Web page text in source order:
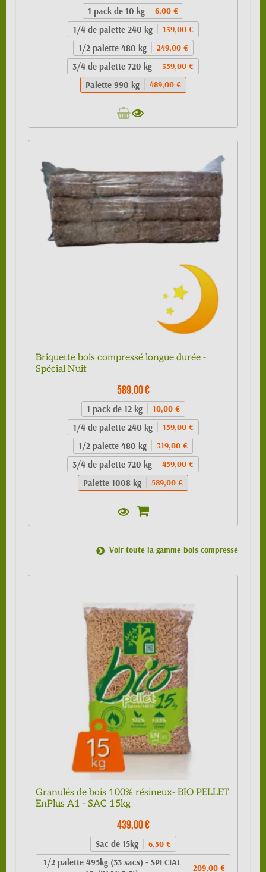
1 pack de 10 kg 6,00 €
1/4 de palette 240 kg 139,00 €
1/2 palette 480 kg 249,00 €
3/4 de palette 720 kg 359,00 €
Palette 990 kg 489,00 €
Briquette bois compressé longue durée -
Spécial Nuit
589,00 €
1 pack de 12 kg 10,00 €
1/4 de palette 240 kg 159,00 €
1/2 palette 480 kg 319,00 €
3/4 de palette 720 kg 459,00 €
Palette 1008 kg 589,00 €
Voir toute la gamme bois compressé
Granulés de bois 100% résineux- BIO PELLET
EnPlus A1 - SAC 15kg
439,00 €
Sac de 15kg 6,50 €
1/2 palette 495kg (33 sacs) - SPECIAL
209,00 €